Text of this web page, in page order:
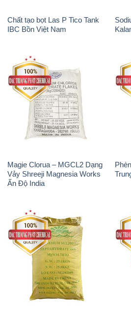
Chất tạo bọt Las P Tico Tank
IBC Bồn Việt Nam
Magie Clorua – MGCL2 Dạng
Vảy Shreeji Magnesia Works
Ấn Độ India